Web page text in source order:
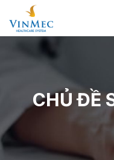
CHỦ ĐỀ